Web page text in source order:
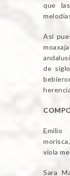
que
Así
de
Emilio
viola
Sara